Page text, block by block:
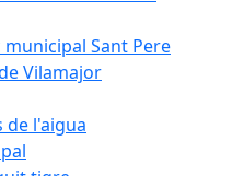
Sant Pere
Vilamajor
de l'aigua